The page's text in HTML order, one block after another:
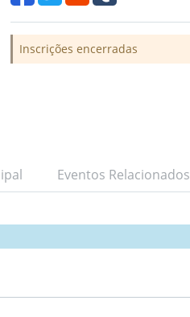
Inscrições encerradas
Eventos Relacionados